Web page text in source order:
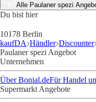
Alle Paulaner spezi
Du bist hier
10178 Berlin
kaufDA Händler Discounter
Paulaner spezi Angebot
Unternehmen
Über Bonial.deFür Handel
Supermarkt Angebote